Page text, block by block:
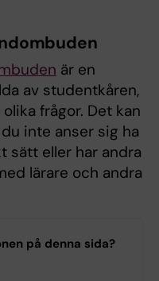
är en
av studentkåren,
frågor. Det kan
inte anser sig ha
sätt eller har andra
lärare och andra
på denna sida?